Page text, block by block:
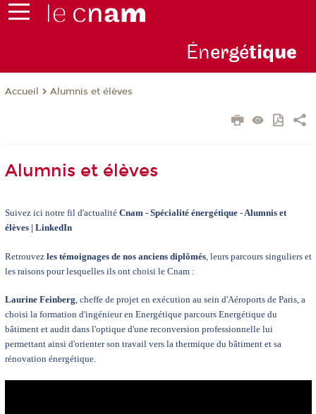
Énergétique
Accueil Alumnis et élèves
Alumnis et élèves
Suivez ici notre fil d'actualité Cnam - Spécialité énergétique - Alumnis et
élèves | LinkedIn
Retrouvez les témoignages de nos anciens diplômés, leurs parcours singuliers et
les raisons pour lesquelles ils ont choisi le Cnam :
Laurine Feinberg, cheffe de projet en exécution au sein d'Aéroports de Paris, a
choisi la formation d'ingénieur en Energétique parcours Energétique du
bâtiment et audit dans l'optique d'une reconversion professionnelle lui
permettant ainsi d'orienter son travail vers la thermique du bâtiment et sa
rénovation énergétique.